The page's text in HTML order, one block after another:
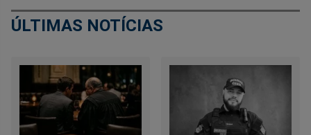
ÚLTIMAS NOTÍCIAS